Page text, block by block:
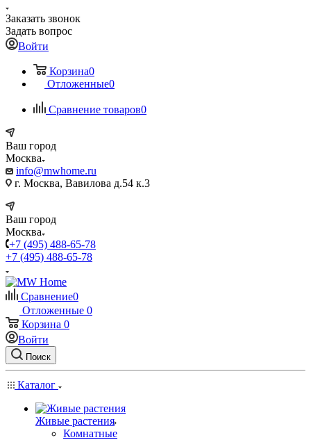
Заказать звонок
Задать вопрос
Войти
Корзина0
Отложенные0
Сравнение товаров0
Ваш город
Москва
info@mwhome.ru
г. Москва, Вавилова д.54 к.3
Ваш город
Москва
+7 (495) 488-65-78
+7 (495) 488-65-78
Сравнение0
Отложенные 0
Корзина 0
Войти
Поиск
Каталог
Живые растения
Комнатные